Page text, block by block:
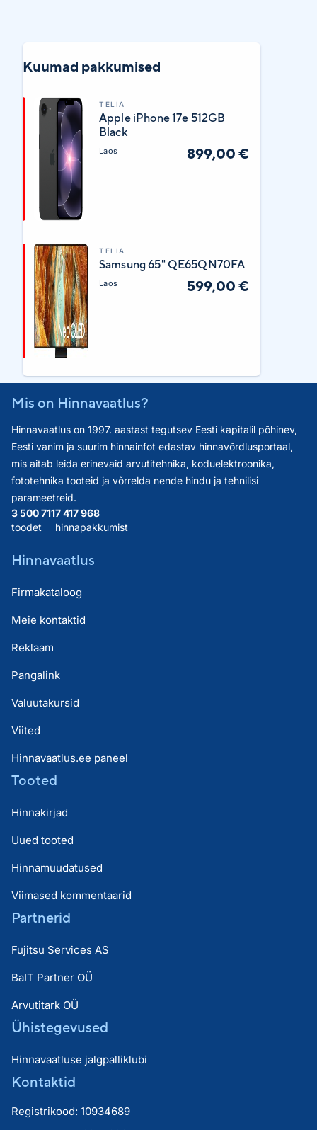
Kuumad pakkumised
TELIA
Apple iPhone 17e 512GB
Black
Laos 899,00 €
TELIA
Samsung 65" QE65QN70FA
Laos 599,00 €
Mis on Hinnavaatlus?
Hinnavaatlus on 1997. aastast tegutsev Eesti kapitalil põhinev,
Eesti vanim ja suurim hinnainfot edastav hinnavõrdlusportaal,
mis aitab leida erinevaid arvutitehnika, koduelektroonika,
fototehnika tooteid ja võrrelda nende hindu ja tehnilisi
parameetreid.
3 500 711
toodet
7 417 968
hinnapakkumist
Hinnavaatlus
Firmakataloog
Meie kontaktid
Reklaam
Pangalink
Valuutakursid
Viited
Hinnavaatlus.ee paneel
Tooted
Hinnakirjad
Uued tooted
Hinnamuudatused
Viimased kommentaarid
Partnerid
Fujitsu Services AS
BaIT Partner OÜ
Arvutitark OÜ
Ühistegevused
Hinnavaatluse jalgpalliklubi
Kontaktid
Registrikood: 10934689